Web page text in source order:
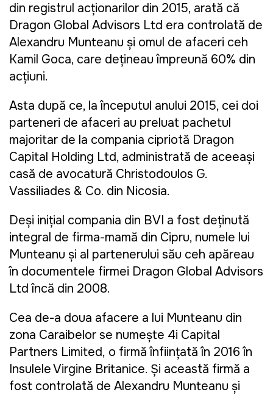
din registrul acționarilor din 2015, arată că
Dragon Global Advisors Ltd era controlată de
Alexandru Munteanu și omul de afaceri ceh
Kamil Goca, care dețineau împreună 60% din
acțiuni.
Asta după ce, la începutul anului 2015, cei doi
parteneri de afaceri au preluat pachetul
majoritar de la compania cipriotă Dragon
Capital Holding Ltd, administrată de aceeași
casă de avocatură Christodoulos G.
Vassiliades & Co. din Nicosia.
Deși inițial compania din BVI a fost deținută
integral de firma-mamă din Cipru, numele lui
Munteanu și al partenerului său ceh apăreau
în documentele firmei Dragon Global Advisors
Ltd încă din 2008.
Cea de-a doua afacere a lui Munteanu din
zona Caraibelor se numește 4i Capital
Partners Limited, o firmă înființată în 2016 în
Insulele Virgine Britanice. Şi această firmă a
fost controlată de Alexandru Munteanu și